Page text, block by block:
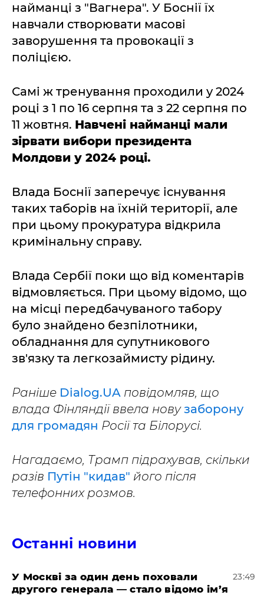
найманці з "Вагнера". У Боснії їх
навчали створювати масові
заворушення та провокації з
поліцією.
Самі ж тренування проходили у 2024
році з 1 по 16 серпня та з 22 серпня по
11 жовтня. Навчені найманці мали
зірвати вибори президента
Молдови у 2024 році.
Влада Боснії заперечує існування
таких таборів на їхній території, але
при цьому прокуратура відкрила
кримінальну справу.
Влада Сербії поки що від коментарів
відмовляється. При цьому відомо, що
на місці передбачуваного табору
було знайдено безпілотники,
обладнання для супутникового
зв'язку та легкозаймисту рідину.
Раніше Dialog.UA повідомляв, що
влада Фінляндії ввела новузаборону
для громадян Росії та Білорусі.
Нагадаємо, Трамп підрахував, скільки
разів Путін "кидав" його після
телефонних розмов.
Останні новини
​У Москві за один день поховали
другого генерала — стало відомо ім’я
23:49